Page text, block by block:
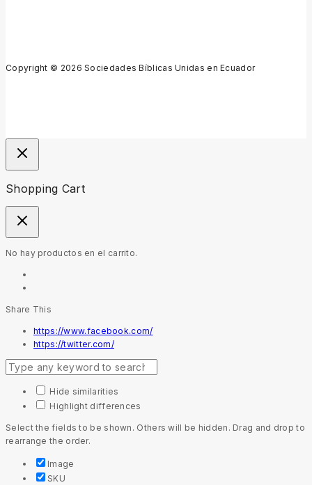
Copyright © 2026 Sociedades Bíblicas Unidas en Ecuador
Shopping Cart
No hay productos en el carrito.
Share This
https://www.facebook.com/
https://twitter.com/
Hide similarities
Highlight differences
Select the fields to be shown. Others will be hidden. Drag and drop to
rearrange the order.
Image
SKU